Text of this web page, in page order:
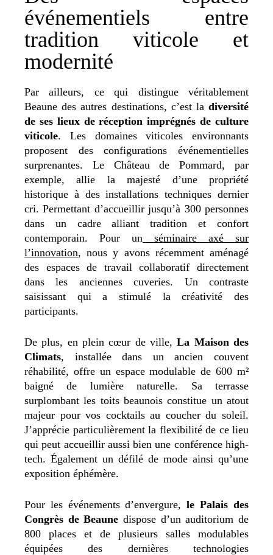
événementiels entre
tradition viticole et
modernité
Par ailleurs, ce qui distingue véritablement
Beaune des autres destinations, c’est la diversité
de ses lieux de réception imprégnés de culture
viticole. Les domaines viticoles environnants
proposent des configurations événementielles
surprenantes. Le Château de Pommard, par
exemple, allie la majesté d’une propriété
historique à des installations techniques dernier
cri. Permettant d’accueillir jusqu’à 300 personnes
dans un cadre alliant tradition et confort
contemporain. Pour un séminaire axé sur
l’innovation, nous y avons récemment aménagé
des espaces de travail collaboratif directement
dans les anciennes cuveries. Un contraste
saisissant qui a stimulé la créativité des
participants.
De plus, en plein cœur de ville, La Maison des
Climats, installée dans un ancien couvent
réhabilité, offre un espace modulable de 600 m²
baigné de lumière naturelle. Sa terrasse
surplombant les toits beaunois constitue un atout
majeur pour vos cocktails au coucher du soleil.
J’apprécie particulièrement la flexibilité de ce lieu
qui peut accueillir aussi bien une conférence high-
tech. Également un défilé de mode ainsi qu’une
exposition éphémère.
Pour les événements d’envergure,le Palais des
Congrès de Beaune dispose d’un auditorium de
800 places et de plusieurs salles modulables
équipées des dernières technologies